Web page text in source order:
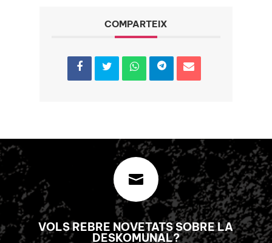
COMPARTEIX

VOLS REBRE NOVETATS SOBRE LA
DESKOMUNAL?